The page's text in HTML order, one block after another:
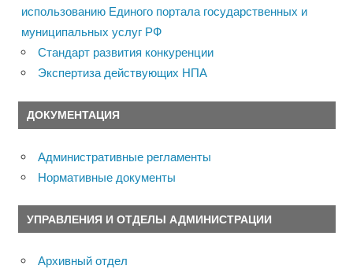
использованию Единого портала государственных и
муниципальных услуг РФ
Стандарт развития конкуренции
Экспертиза действующих НПА
ДОКУМЕНТАЦИЯ
Административные регламенты
Нормативные документы
УПРАВЛЕНИЯ И ОТДЕЛЫ АДМИНИСТРАЦИИ
Архивный отдел